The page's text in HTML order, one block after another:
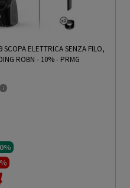
SCOPA ELETTRICA SENZA FILO,
ROBN - 10%- PRMG
da